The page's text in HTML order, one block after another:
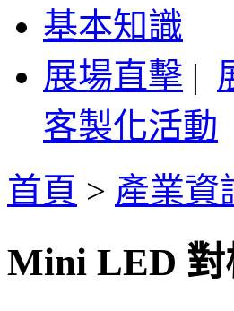
基本知識
展場直擊 |
客製化活動
首頁 > 產業資
Mini LED 對